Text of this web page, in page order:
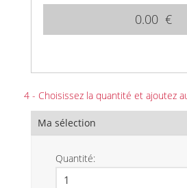
0.00 €
4 - Choisissez la quantité et ajoutez
Ma sélection
Quantité: